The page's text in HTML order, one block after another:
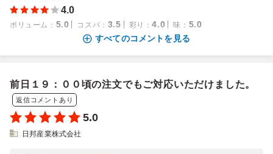
4.0
ボリューム ： 5.0 コスパ ： 3.5 彩り ：4.0 味 ： 5.0
すべてのコメントを見る
前日１９：００頃の注文でもご対応いただけました。
返信コメントあり
5.0
日邦産業株式会社